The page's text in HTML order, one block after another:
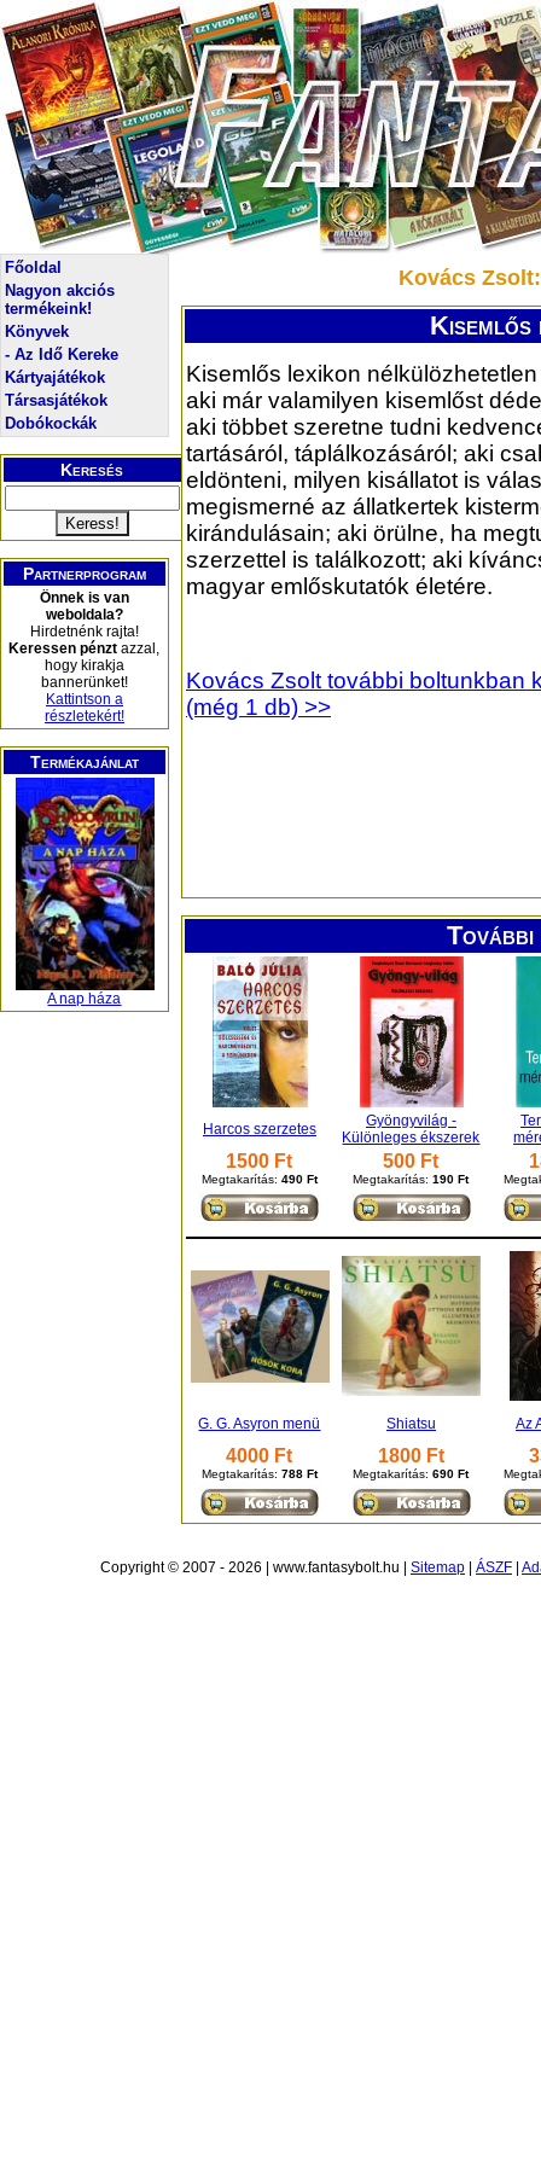
Főoldal
Nagyon akciós
termékeink!
Könyvek
- Az Idő Kereke
Kártyajátékok
Társasjátékok
Dobókockák
Keresés
Partnerprogram
Önnek is van
weboldala?
Hirdetnénk rajta!
Keressen pénzt azzal,
hogy kirakja
bannerünket!
Kattintson a
részletekért!
Termékajánlat
A nap háza
Kovács
Kisemlős lexikon
aki már valamilyen kisemlőst
aki többet szeretne tudni
tartásáról, táplálkozásáról; aki
eldönteni, milyen kisállatot is
megismerné az állatkertek
kirándulásain; aki örülne, ha
szerzettel is találkozott; aki
magyar emlőskutatók életére.
Kovács Zsolt további boltunkban
(még 1 db) >>
Harcos szerzetes
Gyöngyvilág -
Különleges ékszerek
1500 Ft
Megtakarítás: 490 Ft
500 Ft
Megtakarítás:190 Ft
G. G. Asyron menü Shiatsu Az
4000 Ft
Megtakarítás: 788 Ft
1800 Ft
Megtakarítás:690 Ft
Copyright © 2007 - 2026 | www.fantasybolt.hu | Sitemap ÁSZF